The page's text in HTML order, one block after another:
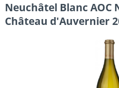
Neuchâtel Blanc AOC
Château d'Auvernier